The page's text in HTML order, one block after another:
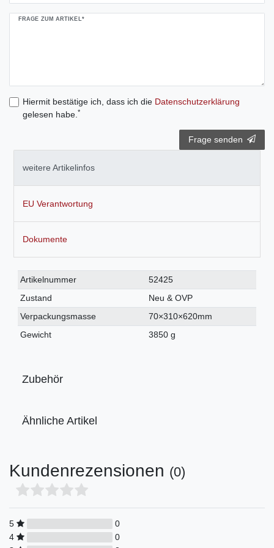
FRAGE ZUM ARTIKEL*
Hiermit bestätige ich, dass ich die Daten­schutz­erklärung
gelesen habe. *
Frage senden
weitere Artikelinfos
EU Verantwortung
Dokumente
Technisches
Merkmal
Wert
Artikelnummer
52425
Zustand
Neu & OVP
Verpackungsmasse
70×310×620mm
Gewicht
3850 g
Zubehör
Ähnliche Artikel
Kundenrezensionen (0)
5
0
4
0